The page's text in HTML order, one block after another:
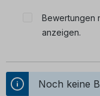
Bewertungen
anzeigen.
Noch keine